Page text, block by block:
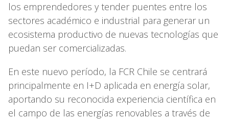
los emprendedores y tender puentes entre los
sectores académico e industrial para generar un
ecosistema productivo de nuevas tecnologías que
puedan ser comercializadas.
En este nuevo período, la FCR Chile se centrará
principalmente en I+D aplicada en energía solar,
aportando su reconocida experiencia científica en
el campo de las energías renovables a través de